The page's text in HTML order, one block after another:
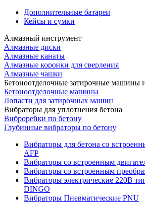
Дополнительные батареи
Кейсы и сумки
Алмазный инструмент
Алмазные диски
Алмазные канаты
Алмазные коронки для сверления
Алмазные чашки
Бетоноотделочные затирочные машины
Бетоноотделочные машины
Лопасти для затирочных машин
Вибраторы для уплотнения бетона
Виброрейки по бетону
Глубинные вибраторы по бетону
Вибраторы для бетона со
AFP
Вибраторы со встроенным
Вибраторы со встроенным
Вибраторы электрические 220B
DINGO
Вибраторы Пневматические PNU